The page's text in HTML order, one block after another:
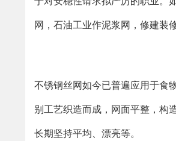
网，石油工业作泥浆网，修建装
不锈钢丝网如今已普遍应用于食
别工艺织造而成，网面平整，构
长期坚持平均、漂亮等。